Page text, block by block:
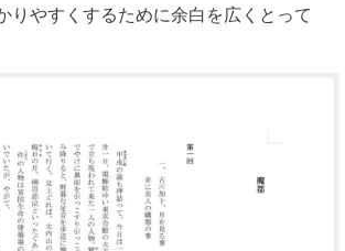
りやすくするために余白を広くとって